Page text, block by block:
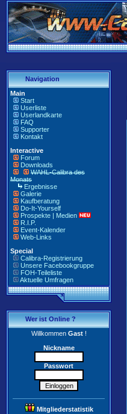
Navigation
Main
Start
Userliste
Userlandkarte
FAQ
Supporter
Kontakt
Interactive
Forum
Downloads
WAHL-Calibra des
Monats
Ergebnisse
Galerie
Kaufberatung
Do-It-Yourself
Prospekte | Medien
R.I.P.
Event-Kalender
Web-Links
Special
Calibra-Registrierung
Unsere Facebookgruppe
FOH-Teileliste
Aktuelle Umfragen
Wer ist Online ?
WillkommenGast!
Nickname
Passwort
Mitgliederstatistik